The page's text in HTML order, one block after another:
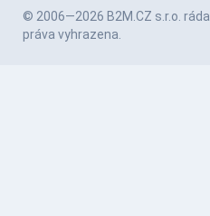
© 2006—2026 B2M.CZ s.r.o. ráda
práva vyhrazena.